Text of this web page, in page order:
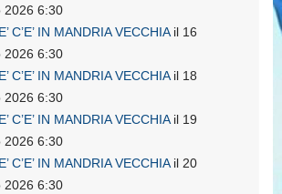
2026 6:30
C’E’ IN MANDRIA VECCHIAil 16
2026 6:30
C’E’ IN MANDRIA VECCHIAil 18
2026 6:30
C’E’ IN MANDRIA VECCHIAil 19
2026 6:30
C’E’ IN MANDRIA VECCHIAil 20
2026 6:30